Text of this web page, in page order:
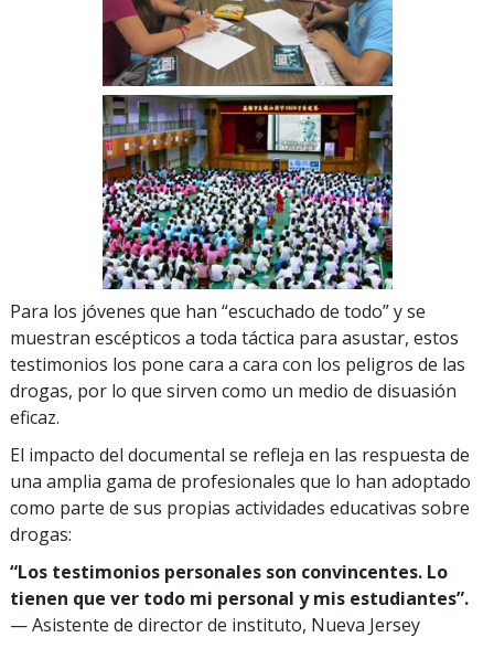
Para los jóvenes que han “escuchado de todo” y se
muestran escépticos a toda táctica para asustar, estos
testimonios los pone cara a cara con los peligros de las
drogas, por lo que sirven como un medio de disuasión
eficaz.
El impacto del documental se refleja en las respuesta de
una amplia gama de profesionales que lo han adoptado
como parte de sus propias actividades educativas sobre
drogas:
“Los testimonios personales son convincentes. Lo
tienen que ver todo mi personal y mis estudiantes”.
— Asistente de director de instituto, Nueva Jersey